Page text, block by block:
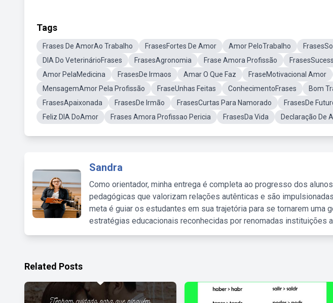
Tags
Frases De AmorAo Trabalho FrasesFortes De Amor Amor PeloTrabalho
DIA Do VeterinárioFrases
FrasesAgronomia Frase Amora Profissão
Amor PelaMedicina
FrasesDe Irmaos Amar O Que Faz FraseMotivacional Amor
MensagemAmor Pela Profissão
FraseUnhas Feitas ConhecimentoFrases Bom
FrasesApaixonada
FrasesDe Irmão FrasesCurtas Para Namorado FrasesDe
Feliz DIA DoAmor
Frases Amora Profissao Pericia FrasesDa Vida Declaração De
Sandra
Como orientador, minha entrega é completa ao progresso dos
pedagógicas que valorizam relações autênticas e são
meta é guiar os estudantes em sua trajetória para se tornarem uma
estratégias educacionais reconhecidas por renomadas instituições
Related Posts